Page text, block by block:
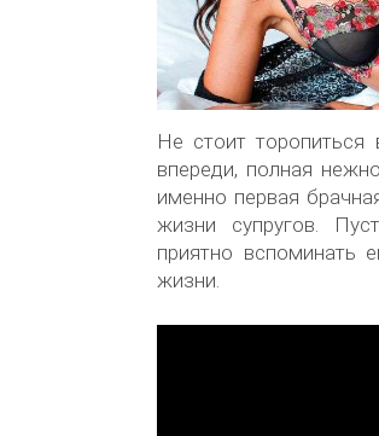
Не стоит
впереди, полная
именно первая
жизни супругов.
приятно вспоминать
жизни.